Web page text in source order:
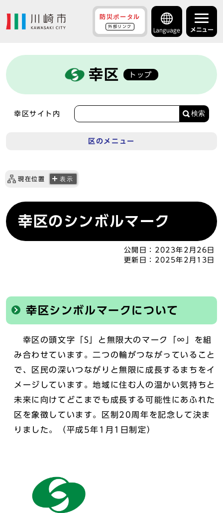
防災ポータル
外部リンク
Language メニュー
幸区 トップ
幸区サイト内 検索
区のメニュー
現在位置 表示
幸区のシンボルマーク
公開日： 2023年2月26日
更新日： 2025年2月13日
幸区シンボルマークについて
幸区の頭文字「S」と無限大のマーク「∞」を組
み合わせています。二つの輪がつながっていること
で、区民の深いつながりと無限に成長するまちをイ
メージしています。地域に住む人の温かい気持ちと
未来に向けてどこまでも成長する可能性にあふれた
区を象徴しています。区制20周年を記念して決ま
りました。（平成5年1月1日制定）